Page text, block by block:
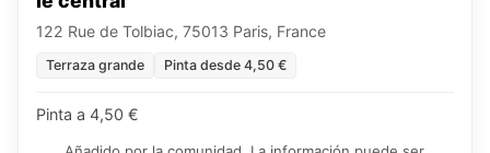
122 Rue de Tolbiac, 75013 Paris, France
Terraza grande Pinta desde 4,50 €
Pinta a 4,50 €